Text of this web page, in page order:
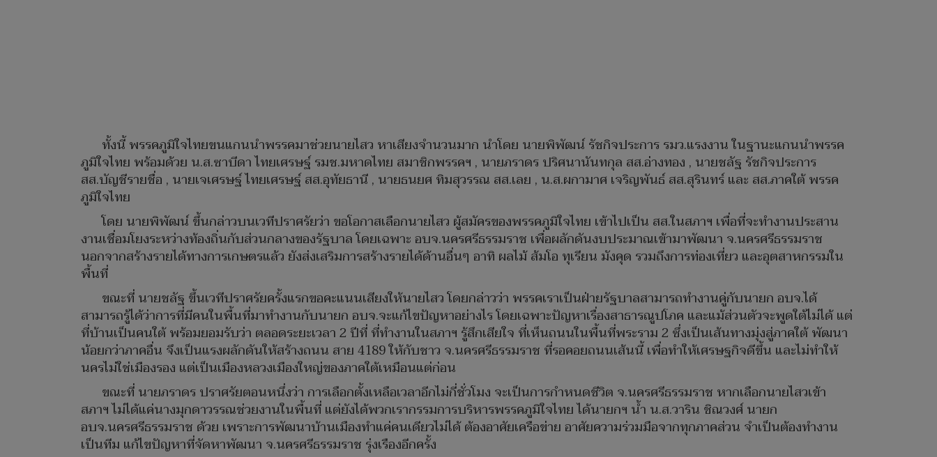
ทั้งนี้ พรรคภูมิใจไทยขนแกนนำพรรคมาช่วยนายไสว หาเสียงจำนวนมาก นำโดย นายพิพัฒน์ รัชกิจประการ รมว.แรงงาน ในฐานะแกนนำพรรค
ภูมิใจไทย พร้อมด้วย น.ส.ซาบีดา ไทยเศรษฐ์ รมช.มหาดไทย สมาชิกพรรคฯ , นายภราดร ปริศนานันทกุล สส.อ่างทอง , นายชลัฐ รัชกิจประการ
สส.บัญชีรายชื่อ , นายเจเศรษฐ์ ไทยเศรษฐ์ สส.อุทัยธานี , นายธนยศ ทิมสุวรรณ สส.เลย , น.ส.ผกามาศ เจริญพันธ์ สส.สุรินทร์ และ สส.ภาคใต้ พรรค
ภูมิใจไทย
โดย นายพิพัฒน์ ขึ้นกล่าวบนเวทีปราศรัยว่า ขอโอกาสเลือกนายไสว ผู้สมัครของพรรคภูมิใจไทย เข้าไปเป็น สส.ในสภาฯ เพื่อที่จะทำงานประสาน
งานเชื่อมโยงระหว่างท้องถิ่นกับส่วนกลางของรัฐบาล โดยเฉพาะ อบจ.นครศรีธรรมราช เพื่อผลักดันงบประมาณเข้ามาพัฒนา จ.นครศรีธรรมราช
นอกจากสร้างรายได้ทางการเกษตรแล้ว ยังส่งเสริมการสร้างรายได้ด้านอื่นๆ อาทิ​ ผลไม้​ ส้มโอ​ ทุเรียน​ มังคุด รวมถึงการท่องเที่ยว​ และอุตสาหกรรมใน
พื้นที่
ขณะที่ นายชลัฐ ขึ้นเวทีปราศรัยครั้งแรกขอคะแนนเสียงให้นายไสว​ โดยกล่าวว่า พรรคเราเป็นฝ่ายรัฐบาลสามารถทำงานคู่กับนายก อบจ.ได้
สามารถรู้ได้ว่าการที่มีคนในพื้นที่มาทำงานกับนายก อบจ.จะแก้ไขปัญหาอย่างไร​ โดยเฉพาะปัญหาเรื่องสาธารณูปโภค และแม้ส่วนตัวจะพูดใต้ไม่ได้ แต่
ที่บ้านเป็นคนใต้ พร้อมยอมรับว่า ตลอดระยะเวลา 2 ปีที่ ที่ทำงานในสภาฯ รู้สึกเสียใจ ที่เห็นถนนในพื้นที่พระราม 2 ซึ่งเป็นเส้นทางมุ่งสู่ภาคใต้ พัฒนา
น้อยกว่าภาคอื่น จึงเป็นแรงผลักดันให้สร้างถนน สาย ​4189 ให้กับชาว จ.นครศรีธรรมราช ที่รอคอยถนนเส้นนี้ เพื่อทำให้เศรษฐกิจดีขึ้น และไม่ทำให้
นครไม่ใช่เมืองรอง แต่เป็นเมืองหลวงเมืองใหญ่ของภาคใต้เหมือนแต่ก่อน
ขณะที่ นายภราดร ปราศรัยตอนหนึ่งว่า การเลือกตั้งเหลือเวลาอีกไม่กี่ชั่วโมง จะเป็นการกำหนดชีวิต จ.นครศรีธรรมราช หากเลือกนายไสวเข้า
สภาฯ ไม่ได้แค่นางมุกดาวรรณช่วยงานในพื้นที่ แต่ยังได้พวกเรากรรมการบริหารพรรคภูมิใจไทย ได้นายกฯ น้ำ น.ส.วาริน ชิณวงศ์ นายก
อบจ.นครศรีธรรมราช ด้วย เพราะการพัฒนาบ้านเมืองทำแค่คนเดียวไม่ได้ ต้องอาศัยเครือข่าย อาศัยความร่วมมือจากทุกภาคส่วน จำเป็นต้องทำงาน
เป็นทีม แก้ไขปัญหาที่จัดหาพัฒนา จ.นครศรีธรรมราช รุ่งเรืองอีกครั้ง